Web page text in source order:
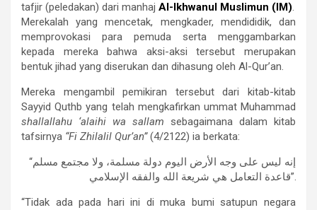
tafjir (peledakan) dari manhaj Al-Ikhwanul Muslimun (IM).
Merekalah yang mencetak, mengkader, mendididik, dan
memprovokasi para pemuda serta menggambarkan
kepada mereka bahwa aksi-aksi tersebut merupakan
bentuk jihad yang diserukan dan dihasung oleh Al-Qur’an.
Mereka mengambil pemikiran tersebut dari kitab-kitab
Sayyid Quthb yang telah mengkafirkan ummat Muhammad
shallallahu ‘alaihi wa sallam sebagaimana dalam kitab
tafsirnya “Fi Zhilalil Qur’an”(4/2122) ia berkata:
“إنه ليس على وجه اﻷرض اليوم دولة مسلمة، ولا مجتمع مسلم
قاعدة التعامل هي شريعة الله والفقه اﻹسلامي”.
“Tidak ada pada hari ini di muka bumi satupun negara